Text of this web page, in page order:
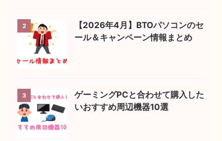
2
【2026年4月】BTOパソコンのセ
ール＆キャンペーン情報まとめ
3
ゲーミングPCと合わせて購入した
いおすすめ周辺機器10選